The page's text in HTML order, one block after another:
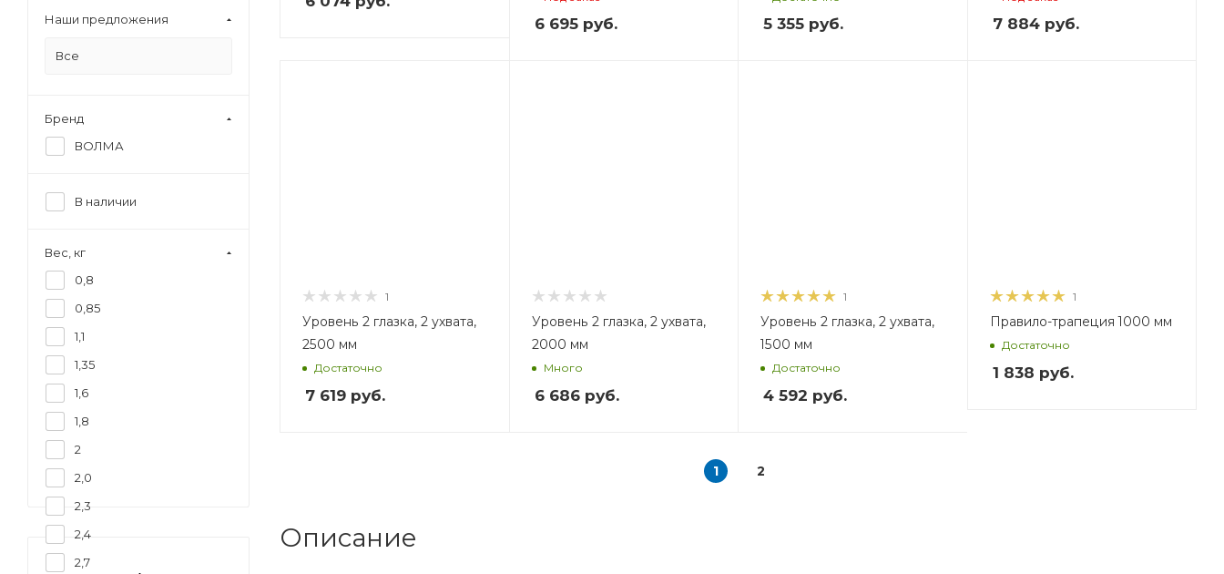
6 695руб. 5 355 руб. 7 884руб.
1
Уровень 2 глазка, 2 ухвата,
2500 мм
Достаточно
7 619 руб.
Уровень 2 глазка, 2 ухвата,
2000 мм
Много
6 686руб.
1
Уровень 2 глазка, 2 ухвата,
1500 мм
Достаточно
4 592 руб.
1
Правило-трапеция 1000 мм
Достаточно
1 838 руб.
1 2
Описание
Наши предложения
Все
Бренд
ВОЛМА
В наличии
Вес, кг
0,8
0,85
1,1
1,35
1,6
1,8
2
2,0
2,3
2,4
2,7